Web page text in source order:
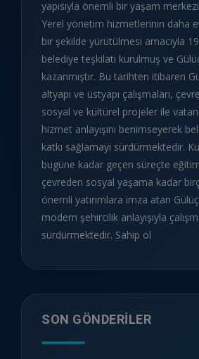
yapısıyla önemli bir yaşam
Yerel yönetim hizmetlerinin daha
bir şekilde yürütülmesi amacıyla
belediye teşkilatı kurulmuş ve
kazanmıştır. Bu tarihten itibaren
altyapı ve üstyapı çalışmaları,
sosyal ve kültürel projeler ile
hizmet anlayışını benimseyerek
katkı sağlamayı sürdürmektedir.
bugüne kadar geçen süreçte
çevreden sosyal yaşama kadar
önemli yatırımlara imza atan
modern şehircilik anlayışıyla
sürdürmektedir. Sahip ol
SON GÖNDERILER